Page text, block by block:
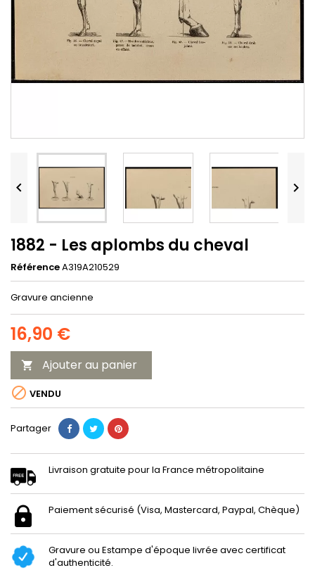
 
1882 - Les aplombs du cheval
RéférenceA319A210529
Gravure ancienne
16,90 €
 Ajouter au panier
 VENDU
Partager
Livraison gratuite pour la France métropolitaine
Paiement sécurisé (Visa, Mastercard, Paypal, Chèque)
Gravure ou Estampe d'époque livrée avec certificat
d'authenticité.